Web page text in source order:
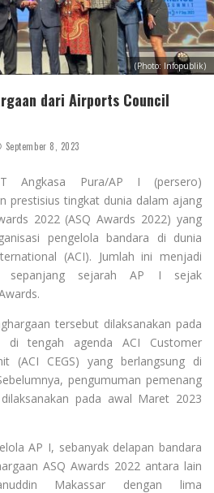
(Photo: Infopublik)
dari Airports Council
September 8, 2023
Angkasa Pura/AP I (persero)
prestisius tingkat dunia dalam ajang
2022 (ASQ Awards 2022) yang
pengelola bandara di dunia
(ACI). Jumlah ini menjadi
sepanjang sejarah AP I sejak
tersebut dilaksanakan pada
di tengah agenda ACI Customer
(ACI CEGS) yang berlangsung di
pengumuman pemenang
pada awal Maret 2023
AP I, sebanyak delapan bandara
ASQ Awards 2022 antara lain
Makassar dengan lima